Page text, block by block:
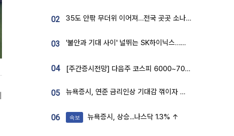
02 35도 안팎 무더위 이어져…전국 곳곳 소나기 [오늘 날씨]
03 '불안과 기대 사이' 널뛰는 SK하이닉스…증권가 "HBM4·LTA 기반 펀터멘털 견고"
04 [주간증시전망] 다음주 코스피 6000~7000⋯“外人 수급은 정책이 변수”
05 뉴욕증시, 연준 금리인상 기대감 꺾이자 상승...S&P500 사상 최고치 [종합]
06 속보 뉴욕증시, 상승...나스닥 1.3% ↑